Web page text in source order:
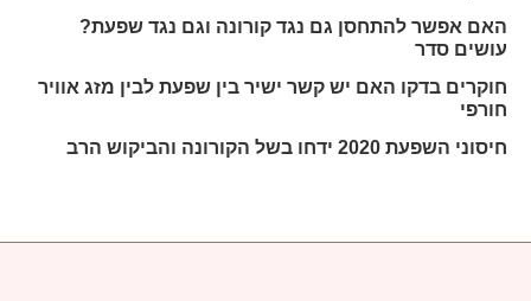
האם אפשר להתחסן גם נגד קורונה וגם נגד שפעת?
עושים סדר
חוקרים בדקו האם יש קשר ישיר בין שפעת לבין מזג אוויר
חורפי
חיסוני השפעת 2020 ידחו בשל הקורונה והביקוש הרב